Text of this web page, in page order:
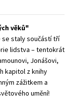
a životní styl
věků
staly součástí tří
lidstva – tentokrát
Jonášovi,
kapitol z knihy
zážitkem a
umění!